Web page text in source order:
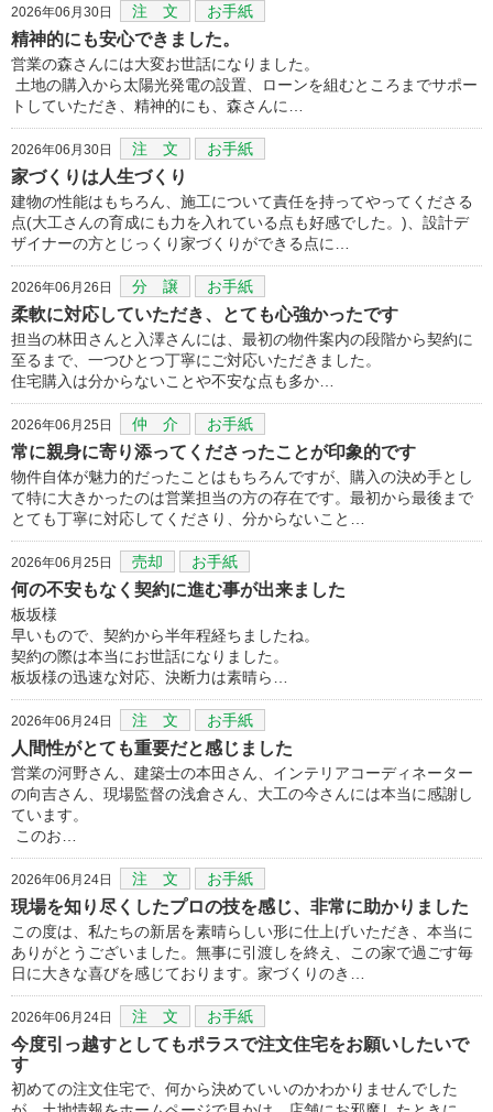
2026年06月30日 注 文 お手紙
精神的にも安心できました。
営業の森さんには大変お世話になりました。
土地の購入から太陽光発電の設置、ローンを組むところまでサポー
トしていただき、精神的にも、森さんに…
2026年06月30日 注 文 お手紙
家づくりは人生づくり
建物の性能はもちろん、施工について責任を持ってやってくださる
点(大工さんの育成にも力を入れている点も好感でした。)、設計デ
ザイナーの方とじっくり家づくりができる点に…
2026年06月26日 分 譲 お手紙
柔軟に対応していただき、とても心強かったです
担当の林田さんと入澤さんには、最初の物件案内の段階から契約に
至るまで、一つひとつ丁寧にご対応いただきました。
住宅購入は分からないことや不安な点も多か…
2026年06月25日 仲 介 お手紙
常に親身に寄り添ってくださったことが印象的です
物件自体が魅力的だったことはもちろんですが、購入の決め手とし
て特に大きかったのは営業担当の方の存在です。最初から最後まで
とても丁寧に対応してくださり、分からないこと…
2026年06月25日 売却 お手紙
何の不安もなく契約に進む事が出来ました
板坂様
早いもので、契約から半年程経ちましたね。
契約の際は本当にお世話になりました。
板坂様の迅速な対応、決断力は素晴ら…
2026年06月24日 注 文 お手紙
人間性がとても重要だと感じました
営業の河野さん、建築士の本田さん、インテリアコーディネーター
の向吉さん、現場監督の浅倉さん、大工の今さんには本当に感謝し
ています。
このお…
2026年06月24日 注 文 お手紙
現場を知り尽くしたプロの技を感じ、非常に助かりました
この度は、私たちの新居を素晴らしい形に仕上げいただき、本当に
ありがとうございました。無事に引渡しを終え、この家で過ごす毎
日に大きな喜びを感じております。家づくりのき…
2026年06月24日 注 文 お手紙
今度引っ越すとしてもポラスで注文住宅をお願いしたいで
す
初めての注文住宅で、何から決めていいのかわかりませんでした